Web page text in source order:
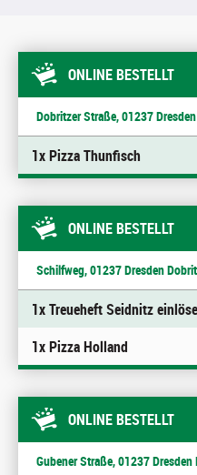
ONLINE BESTELLT
Dobritzer Straße, 01237
1x Pizza Thunfisch
ONLINE BESTELLT
Schilfweg, 01237 Dresden
1x Treueheft Seidnitz
1x Pizza Holland
ONLINE BESTELLT
Gubener Straße, 01237 Dresden